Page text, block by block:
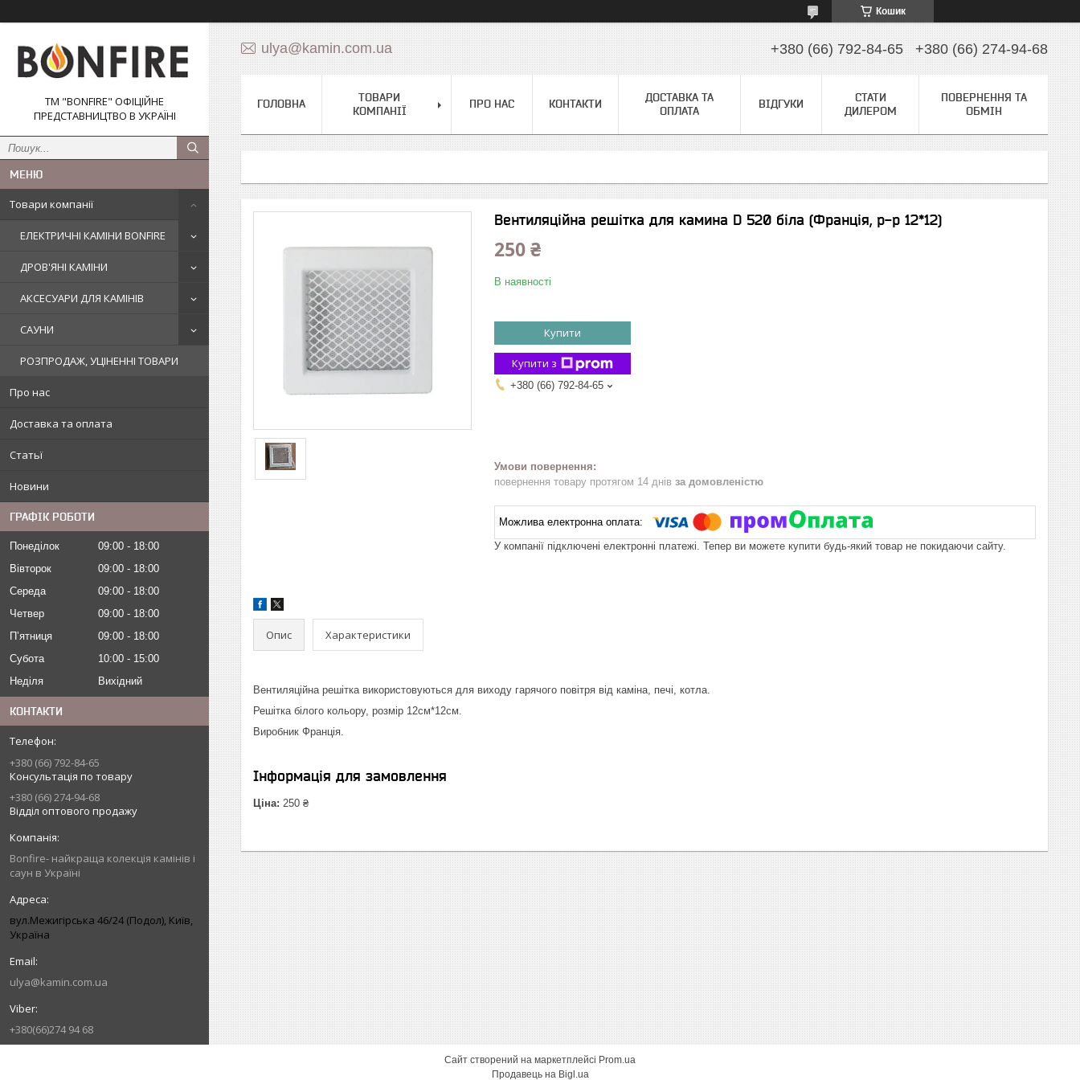
Кошик
ТМ "BONFIRE" ОФІЦІЙНЕ
ПРЕДСТАВНИЦТВО В УКРАЇНІ
Товари компанії
ЕЛЕКТРИЧНІ КАМІНИ BONFIRE
ДРОВ'ЯНІ КАМІНИ
АКСЕСУАРИ ДЛЯ КАМІНІВ
САУНИ
РОЗПРОДАЖ, УЦІНЕННІ ТОВАРИ
Про нас
Доставка та оплата
Статьї
Новини
ГРАФІК РОБОТИ
Понеділок 09:00
18:00
Вівторок
09:00
18:00
Середа
09:00
18:00
Четвер
09:00
18:00
Пʼятниця
09:00
18:00
Субота
10:00
15:00
Неділя
Вихідний
КОНТАКТИ
+380 (66) 792-84-65
Консультація по товару
+380 (66) 274-94-68
Відділ оптового продажу
Bonfire- найкраща колекція камінів і
саун в Україні
вул.Межигірська 46/24 (Подол), Київ,
Україна
ulya@kamin.com.ua
+380(66)274 94 68
ulya@kamin.com.ua +380 (66) 792-84-65 +380 (66) 274-94-68
ГОЛОВНА
ТОВАРИ
КОМПАНІЇ
ПРО НАС КОНТАКТИ
ДОСТАВКА ТА
ОПЛАТА
ВІДГУКИ
СТАТИ
ДИЛЕРОМ
ПОВЕРНЕННЯ ТА
ОБМІН
Вентиляційна решітка для камина D 520 біла (Франція, р-р 12*12)
250 ₴
В наявності
Купити
Купити з
+380 (66) 792-84-65
повернення товару протягом 14 днів за домовленістю
У компанії підключені електронні платежі. Тепер ви можете купити будь-який товар не покидаючи сайту.
Опис Характеристики
Вентиляційна решітка використовуються для виходу гарячого повітря від каміна, печі, котла.
Решітка білого кольору, розмір 12см*12см.
Виробник Франція.
Інформація для замовлення
Ціна: 250 ₴
Сайт створений на маркетплейсі Prom.ua
Продавець на Bigl.ua